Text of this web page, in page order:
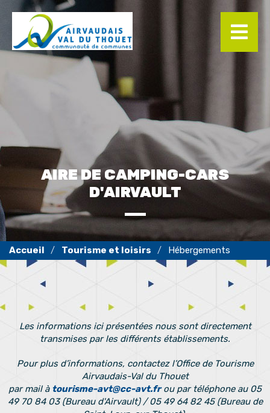
Tourisme et loisirs Hébergements
Les informations ici présentées nous sont directement
transmises par les différents établissements.
Pour plus d’informations, contactez l’Office de Tourisme
Airvaudais-Val du Thouet
par mail à tourisme-avt@cc-avt.frou par téléphone au 05
49 70 84 03 (Bureau d'Airvault) / 05 49 64 82 45 (Bureau de
AIRE DE CAMPING-CARS
D'AIRVAULT
Panneau de gestion des cookies